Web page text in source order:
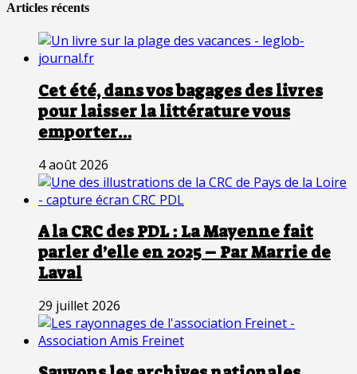
Articles récents
Cet été, dans vos bagages des livres
pour laisser la littérature vous
emporter…
4 août 2026
A la CRC des PDL : La Mayenne fait
parler d’elle en 2025 – Par Marrie de
Laval
29 juillet 2026